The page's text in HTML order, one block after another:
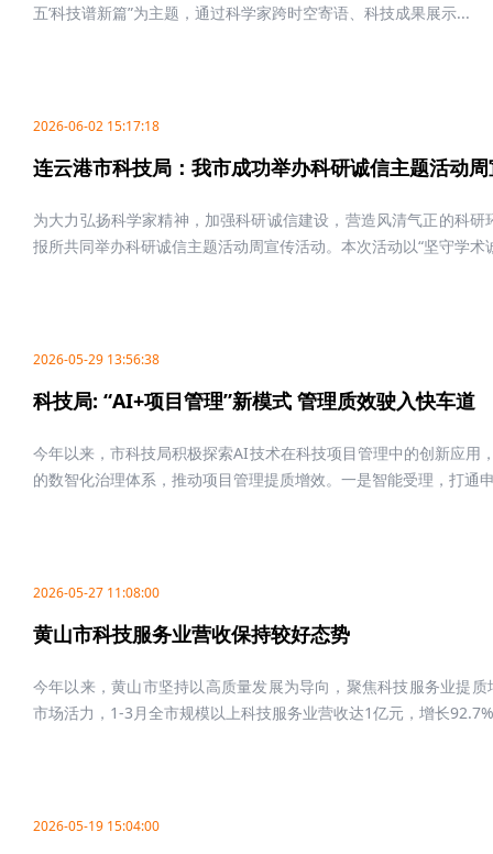
五’科技谱新篇”为主题，通过科学家跨时空寄语、科技成果展示...
2026-06-02 15:17:18
连云港市科技局：我市成功举办科研诚信主题活动
为大力弘扬科学家精神，加强科研诚信建设，营造风清气正的科
报所共同举办科研诚信主题活动周宣传活动。本次活动以“坚守学术
2026-05-29 13:56:38
科技局: “AI+项目管理”新模式 管理质效驶入快车道
今年以来，市科技局积极探索AI技术在科技项目管理中的创新应用
的数智化治理体系，推动项目管理提质增效。一是智能受理，打通
2026-05-27 11:08:00
黄山市科技服务业营收保持较好态势
今年以来，黄山市坚持以高质量发展为导向，聚焦科技服务业提
市场活力，1-3月全市规模以上科技服务业营收达1亿元，增长
2026-05-19 15:04:00